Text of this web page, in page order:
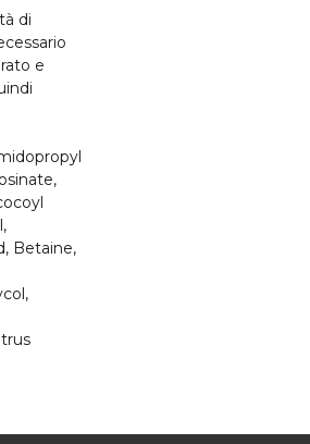
di
e
Betaine,